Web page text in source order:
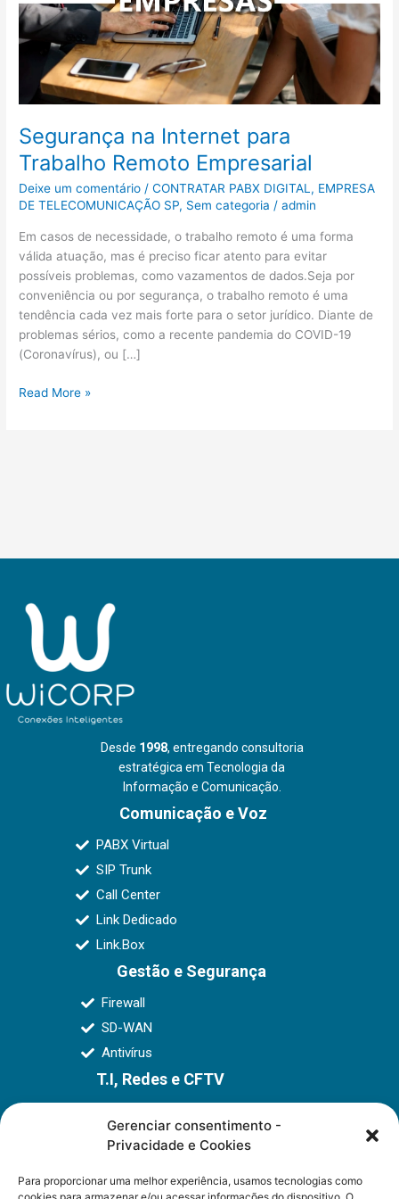
Gerenciar consentimento -
Privacidade e Cookies
Para proporcionar uma melhor experiência, usamos tecnologias como
Segurança na Internet para
Trabalho Remoto Empresarial
Deixe um comentário /CONTRATAR PABX DIGITAL, EMPRESA
DE TELECOMUNICAÇÃO SP, Sem categoria /admin
Em casos de necessidade, o trabalho remoto é uma forma
válida atuação, mas é preciso ficar atento para evitar
possíveis problemas, como vazamentos de dados.Seja por
conveniência ou por segurança, o trabalho remoto é uma
tendência cada vez mais forte para o setor jurídico. Diante de
problemas sérios, como a recente pandemia do COVID-19
(Coronavírus), ou […]
Empresarial
Read More »
Desde 1998, entregando consultoria
estratégica em Tecnologia da
Informação e Comunicação.
Comunicação e Voz
PABX Virtual
SIP Trunk
Call Center
Link Dedicado
Link.Box
Gestão e Segurança
Firewall
SD-WAN
Antivírus
T.I, Redes e CFTV
Segurança (CFTV)
Monitoramento e Suporte